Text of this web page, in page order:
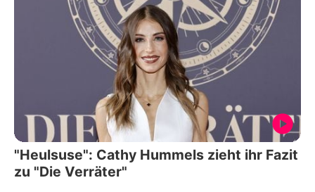
"Heulsuse": Cathy Hummels zieht ihr Fazit
zu "Die Verräter"